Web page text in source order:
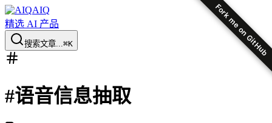
Fork me on GitHub
AIQ
精选 AI 产品
搜索文章...⌘K
#语音信息抽取